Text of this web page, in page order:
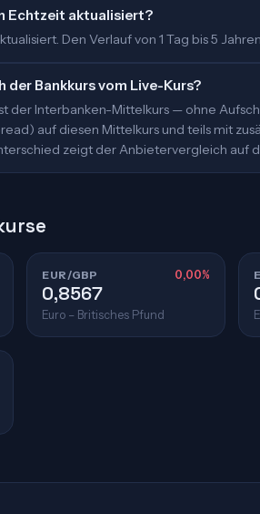
Echtzeit aktualisiert?
Den Verlauf von 1 Tag bis 5
Bankkurs vom Live-Kurs?
der Interbanken-Mittelkurs — ohne
auf diesen Mittelkurs und teils mit
zeigt der Anbietervergleich auf
EUR/GBP 0,00%
0,8567
Euro – Britisches Pfund